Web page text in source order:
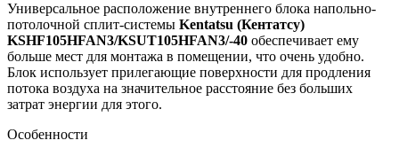
Универсальное расположение внутреннего блока напольно-
потолочной сплит-системы Kentatsu (Кентатсу)
KSHF105HFAN3/KSUT105HFAN3/-40 обеспечивает ему
больше мест для монтажа в помещении, что очень удобно.
Блок использует прилегающие поверхности для продления
потока воздуха на значительное расстояние без больших
затрат энергии для этого.
Особенности